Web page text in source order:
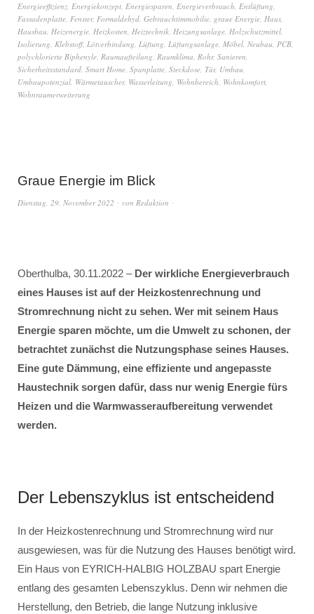
Energieeffizienz, Energiekonzept, Energiesparen, Energieverbrauch, Entlüftung,
Fassadenplatte, Fenster, Formaldehyd, Gebrauchtimmobilie, graue Energie, Haus,
Hausbau, Heizenergie, Heizkosten, Heiztechnik, Heizungsanlage, Holzschutzmittel,
Isolierung, Klebstoff, Lötverbindung, Lüftung, Lüftungsanlage, Möbel, Neubau, PCB,
polychlorierte Biphenyle, Raumaufteilung, Raumklima, Rohr, Sanieren,
Sicherheitsstandard, Smart Home, Spanplatte, Steckdose, Tür, Umbau,
Umbaupotenzial, Wärmetauscher, Wasserleitung, Wohnbereich, Wohnkomfort,
Wohnraumerweiterung
Graue Energie im Blick
Dienstag, 29. November 2022 von Redaktion
Oberthulba, 30.11.2022 – Der wirkliche Energieverbrauch
eines Hauses ist auf der Heizkostenrechnung und
Stromrechnung nicht zu sehen. Wer mit seinem Haus
Energie sparen möchte, um die Umwelt zu schonen, der
betrachtet zunächst die Nutzungsphase seines Hauses.
Eine gute Dämmung, eine effiziente und angepasste
Haustechnik sorgen dafür, dass nur wenig Energie fürs
Heizen und die Warmwasseraufbereitung verwendet
werden.
Der Lebenszyklus ist entscheidend
In der Heizkostenrechnung und Stromrechnung wird nur
ausgewiesen, was für die Nutzung des Hauses benötigt wird.
Ein Haus von EYRICH-HALBIG HOLZBAU spart Energie
entlang des gesamten Lebenszyklus. Denn wir nehmen die
Herstellung, den Betrieb, die lange Nutzung inklusive